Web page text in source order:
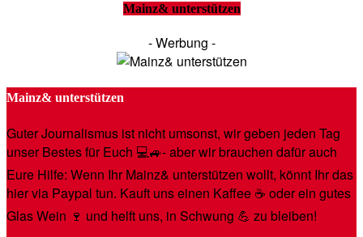
Mainz& unterstützen
- Werbung -
Mainz& unterstützen
Guter Journalismus ist nicht umsonst, wir geben jeden Tag
unser Bestes für Euch 💻🚙- aber wir brauchen dafür auch
Eure Hilfe: Wenn Ihr Mainz& unterstützen wollt, könnt Ihr das
hier via Paypal tun. Kauft uns einen Kaffee ☕️ oder ein gutes
Glas Wein 🍷 und helft uns, in Schwung 💪 zu bleiben!